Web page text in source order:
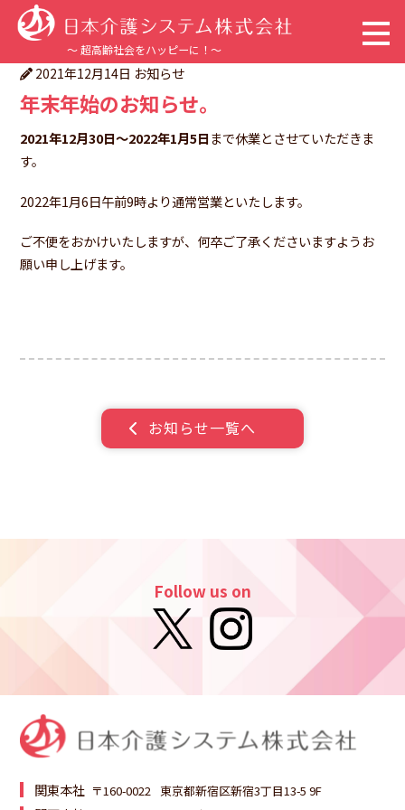
～ 超高齢社会をハッピーに！～
トップページ
企業情報
事業内容
サステナビリティ
新着情報
お問い合わせ
マネジメント基本方針
カスタマーハラスメントへの対応
2021年12月14日 お知らせ
年末年始のお知らせ。
2021年12月30日～2022年1月5日まで休業とさせていただきま
す。
2022年1月6日午前9時より通常営業といたします。
ご不便をおかけいたしますが、何卒ご了承くださいますようお
願い申し上げます。
お知らせ一覧へ
Follow us on
関東本社 〒160-0022 東京都新宿区新宿3丁目13-5 9F